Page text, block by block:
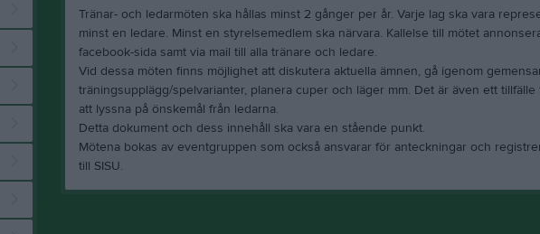
Tränar- och ledarmöten ska hållas minst 2 gånger per år. Varje lag ska vara
minst en ledare. Minst en styrelsemedlem ska närvara. Kallelse till mötet
facebook-sida samt via mail till alla tränare och ledare.
Vid dessa möten finns möjlighet att diskutera aktuella ämnen, gå igenom
träningsupplägg/spelvarianter, planera cuper och läger mm. Det är även ett
att lyssna på önskemål från ledarna.
Detta dokument och dess innehåll ska vara en stående punkt.
Mötena bokas av eventgruppen som också ansvarar för anteckningar och
till SISU.